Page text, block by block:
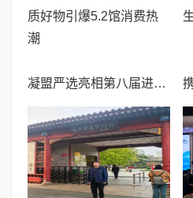
凝盟严选亮相第八届进博会阿根廷国家馆 南美优质好物引爆5.2馆消费热潮